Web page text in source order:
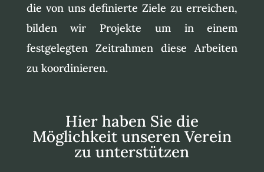
die von uns definierte Ziele zu erreichen,
bilden wir Projekte um in einem
festgelegten Zeitrahmen diese Arbeiten
zu koordinieren.
Hier haben Sie die
Möglichkeit unseren Verein
zu unterstützen